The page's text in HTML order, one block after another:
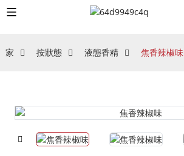
家 按狀態 液態香精 焦香辣椒味